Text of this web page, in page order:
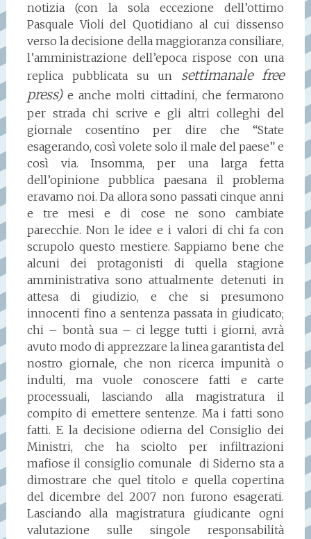
notizia (con la sola eccezione dell’ottimo
Pasquale Violi del Quotidiano al cui dissenso
verso la decisione della maggioranza consiliare,
l’amministrazione dell’epoca rispose con una
replica pubblicata su un settimanale free
press)e anche molti cittadini, che fermarono
per strada chi scrive e gli altri colleghi del
giornale cosentino per dire che “State
esagerando, così volete solo il male del paese” e
così via. Insomma, per una larga fetta
dell’opinione pubblica paesana il problema
eravamo noi. Da allora sono passati cinque anni
e tre mesi e di cose ne sono cambiate
parecchie. Non le idee e i valori di chi fa con
scrupolo questo mestiere. Sappiamo bene che
alcuni dei protagonisti di quella stagione
amministrativa sono attualmente detenuti in
attesa di giudizio, e che si presumono
innocenti fino a sentenza passata in giudicato;
chi – bontà sua – ci legge tutti i giorni, avrà
avuto modo di apprezzare la linea garantista del
nostro giornale, che non ricerca impunità o
indulti, ma vuole conoscere fatti e carte
processuali, lasciando alla magistratura il
compito di emettere sentenze. Ma i fatti sono
fatti. E la decisione odierna del Consiglio dei
Ministri, che ha sciolto per infiltrazioni
mafiose il consiglio comunale di Siderno sta a
dimostrare che quel titolo e quella copertina
del dicembre del 2007 non furono esagerati.
Lasciando alla magistratura giudicante ogni
valutazione sulle singole responsabilità